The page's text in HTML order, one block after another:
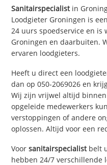
Sanitairspecialistin
Loodgieter Groningen is
24 uurs spoedservice en is
Groningen en daarbuiten.
ervaren loodgieters.
Heeft u direct een
dan op 050-2069026 en
Wij zijn vrijwel altijd
opgeleide medewerkers
verstoppingen of andere
oplossen. Altijd voor een
Voorsanitairspecialistbelt
hebben 24/7 verschillende